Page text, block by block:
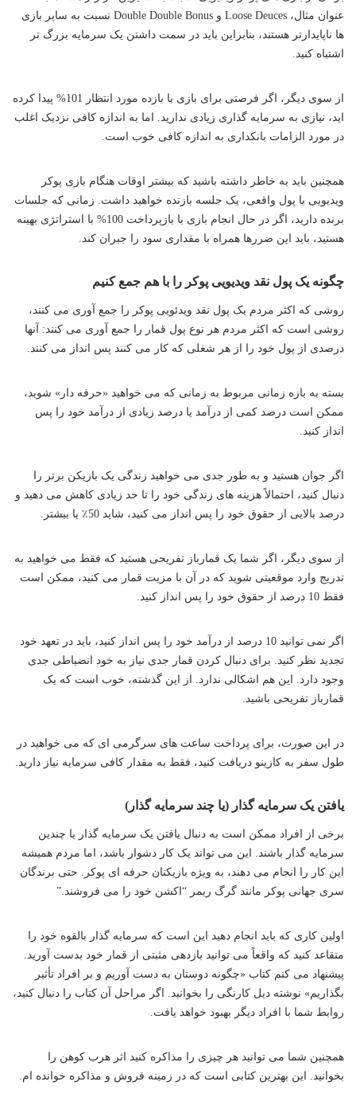
عنوان مثال، Loose Deuces و Double Double Bonus نسبت به سایر بازی
ها ناپایدارتر هستند، بنابراین باید در سمت داشتن یک سرمایه بزرگ تر
اشتباه کنید.
از سوی دیگر، اگر فرصتی برای بازی با بازده مورد انتظار 101% پیدا کرده
اید، نیازی به سرمایه گذاری زیادی ندارید. اما به اندازه کافی نزدیک اغلب
در مورد الزامات بانکداری به اندازه کافی خوب است.
همچنین باید به خاطر داشته باشید که بیشتر اوقات هنگام بازی پوکر
ویدیویی با پول واقعی، یک جلسه بازنده خواهید داشت. زمانی که جلسات
برنده دارید، اگر در حال انجام بازی با بازپرداخت 100% با استراتژی بهینه
هستید، باید این ضررها همراه با مقداری سود را جبران کند.
چگونه یک پول نقد ویدیویی پوکر را با هم جمع کنیم
روشی که اکثر مردم یک پول نقد ویدئویی پوکر را جمع آوری می کنند،
روشی است که اکثر مردم هر نوع پول قمار را جمع آوری می کنند: آنها
درصدی از پول خود را از هر شغلی که کار می کنند پس انداز می کنند.
بسته به بازه زمانی مربوط به زمانی که می خواهید «حرفه دار» شوید،
ممکن است درصد کمی از درآمد یا درصد زیادی از درآمد خود را پس
انداز کنید.
اگر جوان هستید و به طور جدی می خواهید زندگی یک بازیکن برتر را
دنبال کنید، احتمالاً هزینه های زندگی خود را تا حد زیادی کاهش می دهید و
درصد بالایی از حقوق خود را پس انداز می کنید، شاید 50٪ یا بیشتر.
از سوی دیگر، اگر شما یک قمارباز تفریحی هستید که فقط می خواهید به
تدریج وارد موقعیتی شوید که در آن با مزیت قمار می کنید، ممکن است
فقط 10 درصد از حقوق خود را پس انداز کنید.
اگر نمی توانید 10 درصد از درآمد خود را پس انداز کنید، باید در تعهد خود
تجدید نظر کنید. برای دنبال کردن قمار جدی نیاز به خود انضباطی جدی
وجود دارد. این هم اشکالی ندارد. از این گذشته، خوب است که یک
قمارباز تفریحی باشید.
در این صورت، برای پرداخت ساعت های سرگرمی ای که می خواهید در
طول سفر به کازینو دریافت کنید، فقط به مقدار کافی سرمایه نیاز دارید.
یافتن یک سرمایه گذار (یا چند سرمایه گذار)
برخی از افراد ممکن است به دنبال یافتن یک سرمایه گذار یا چندین
سرمایه گذار باشند. این می تواند یک کار دشوار باشد، اما مردم همیشه
این کار را انجام می دهند، به ویژه بازیکنان حرفه ای پوکر. حتی برندگان
سری جهانی پوکر مانند گرگ ریمر “اکشن خود را می فروشند.”
اولین کاری که باید انجام دهید این است که سرمایه گذار بالقوه خود را
متقاعد کنید که واقعاً می توانید بازدهی مثبتی از قمار خود بدست آورید.
پیشنهاد می کنم کتاب «چگونه دوستان به دست آوریم و بر افراد تأثیر
بگذاریم» نوشته دیل کارنگی را بخوانید. اگر مراحل آن کتاب را دنبال کنید،
روابط شما با افراد دیگر بهبود خواهد یافت.
همچنین شما می توانید هر چیزی را مذاکره کنید اثر هرب کوهن را
بخوانید. این بهترین کتابی است که در زمینه فروش و مذاکره خوانده ام.